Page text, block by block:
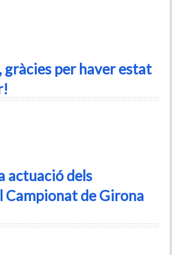
gràcies per haver estat
actuació dels
Campionat de Girona